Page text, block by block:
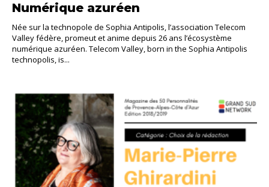
Numérique azuréen
Née sur la technopole de Sophia Antipolis, l’association Telecom
Valley fédère, promeut et anime depuis 26 ans l’écosystème
numérique azuréen. Telecom Valley, born in the Sophia Antipolis
technopolis, is...